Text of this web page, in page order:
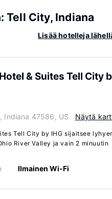
City, Indiana
Lisää hotelleja
& Suites Tell City
Indiana 47586, US Näytä
Tell City by IHG sijaitsee
River Valley ja vain 2 minuutin
Ilmainen Wi-Fi